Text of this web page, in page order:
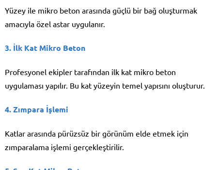
Yüzey ile mikro beton arasında güçlü bir bağ oluşturmak
amacıyla özel astar uygulanır.
3. İlk Kat Mikro Beton
Profesyonel ekipler tarafından ilk kat mikro beton
uygulaması yapılır. Bu kat yüzeyin temel yapısını oluşturur.
4. Zımpara İşlemi
Katlar arasında pürüzsüz bir görünüm elde etmek için
zımparalama işlemi gerçekleştirilir.